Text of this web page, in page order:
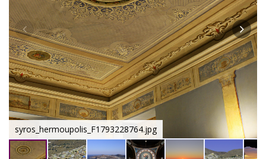
ES
RU
CN
syros_hermoupolis_F1793228764.jpg